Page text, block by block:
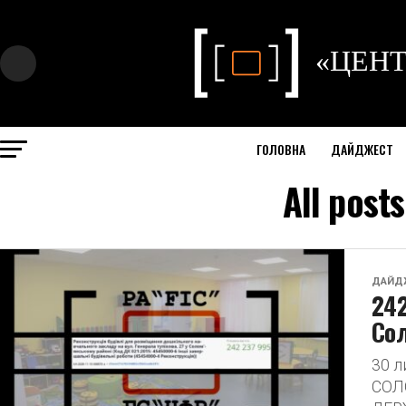
ГОЛОВНА ДАЙДЖЕСТ
All
30